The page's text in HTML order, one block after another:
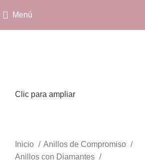
Menú
Clic para ampliar
Inicio
Anillos de Compromiso
Anillos con Diamantes